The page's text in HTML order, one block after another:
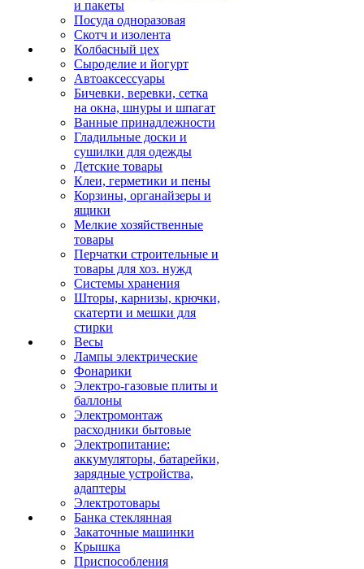
и пакеты
Посуда одноразовая
Скотч и изолента
Колбасный цех
Сыроделие и йогурт
Автоаксессуары
Бичевки, веревки, сетка
на окна, шнуры и шпагат
Ванные принадлежности
Гладильные доски и
сушилки для одежды
Детские товары
Клеи, герметики и пены
Корзины, органайзеры и
ящики
Мелкие хозяйственные
товары
Перчатки строительные и
товары для хоз. нужд
Системы хранения
Шторы, карнизы, крючки,
скатерти и мешки для
стирки
Весы
Лампы электрические
Фонарики
Электро-газовые плиты и
баллоны
Электромонтаж
расходники бытовые
Электропитание:
аккумуляторы, батарейки,
зарядные устройства,
адаптеры
Электротовары
Банка стеклянная
Закаточные машинки
Крышка
Приспособления